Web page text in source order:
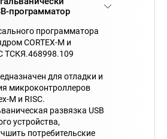
программатор
программатора
CORTEX-M и
ТСКЯ.468998.109
для отладки и
микроконтроллеров
M и RISC.
развязка USB
устройства,
потребительские